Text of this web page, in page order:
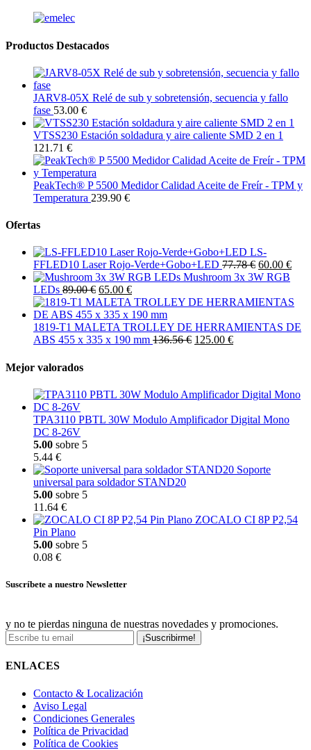
Productos Destacados
JARV8-05X Relé de sub y sobretensión, secuencia y fallo
fase 53.00 €
VTSS230 Estación soldadura y aire caliente SMD 2 en 1
121.71 €
PeakTech® P 5500 Medidor Calidad Aceite de Freír - TPM y
Temperatura 239.90 €
Ofertas
LS-
FFLED10 Laser Rojo-Verde+Gobo+LED 77.78 € 60.00 €
Mushroom 3x 3W RGB
LEDs 89.00 € 65.00 €
1819-T1 MALETA TROLLEY DE HERRAMIENTAS DE
ABS 455 x 335 x 190 mm 136.56 € 125.00 €
Mejor valorados
TPA3110 PBTL 30W Modulo Amplificador Digital Mono
DC 8-26V
5.00 sobre 5
5.44 €
Soporte
universal para soldador STAND20
5.00 sobre 5
11.64 €
ZOCALO CI 8P P2,54
Pin Plano
5.00 sobre 5
0.08 €
Suscríbete a nuestro Newsletter
y no te pierdas ninguna de nuestras novedades y promociones.
¡Suscribirme!
ENLACES
Contacto & Localización
Aviso Legal
Condiciones Generales
Política de Privacidad
Política de Cookies